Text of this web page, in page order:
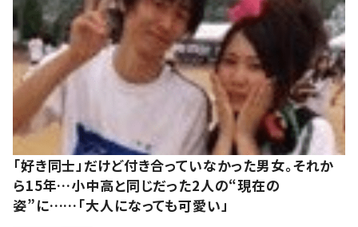
「好き同士」だけど付き合っていなかった男女。それか
ら15年…小中高と同じだった2人の“現在の
姿”に……「大人になっても可愛い」